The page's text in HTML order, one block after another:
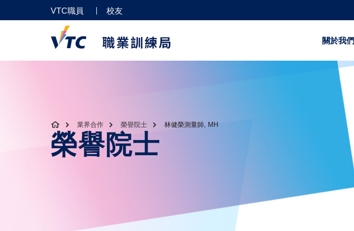
VTC職員 校友
關於我們
業界合作 榮譽院士 林健榮測量師, MH
榮譽院士